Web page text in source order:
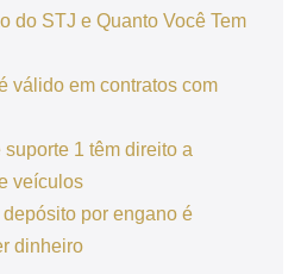
do STJ e Quanto Você Tem
válido em contratos com
1 têm direito a
veículos
por engano é
dinheiro